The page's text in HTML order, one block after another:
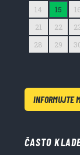
14
15
21
22
28
29
INFORMUJTE
ČASTO